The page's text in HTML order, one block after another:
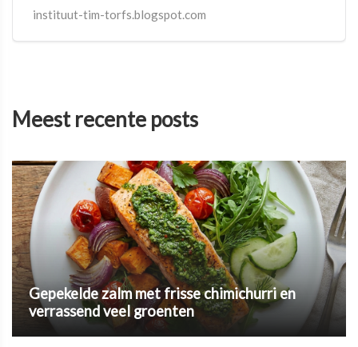
instituut-tim-torfs.blogspot.com
Meest recente posts
Gepekelde zalm met frisse chimichurri en
verrassend veel groenten